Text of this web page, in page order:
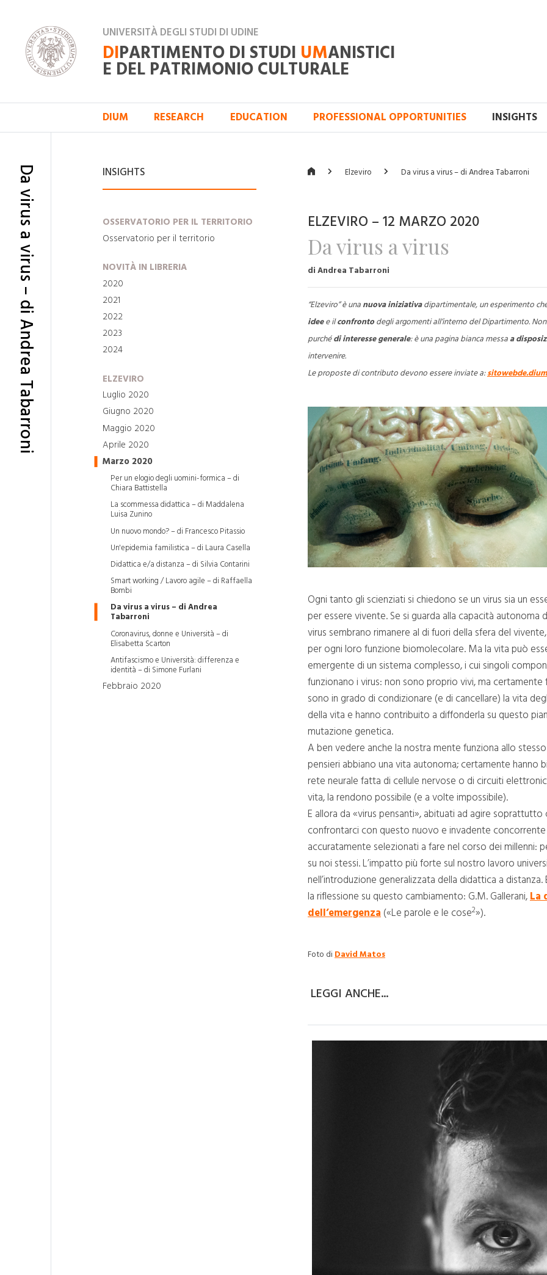
UNIVERSITÀ DEGLI STUDI DI UDINE
DIPARTIMENTO DI STUDI UMANISTICI
E DEL PATRIMONIO CULTURALE
DIUM RESEARCH EDUCATION PROFESSIONAL OPPORTUNITIES INSIGHTS
Da virus a virus – di Andrea Tabarroni INSIGHTS
OSSERVATORIO PER IL TERRITORIO
Osservatorio per il territorio
NOVITÀ IN LIBRERIA
2020
2021
2022
2023
2024
ELZEVIRO
Luglio 2020
Giugno 2020
Maggio 2020
Aprile 2020
Marzo 2020
Per un elogio degli uomini-formica – di
Chiara Battistella
La scommessa didattica – di Maddalena
Luisa Zunino
Un nuovo mondo? – di Francesco Pitassio
Un'epidemia familistica – di Laura Casella
Didattica e/a distanza – di Silvia Contarini
Smart working / Lavoro agile – di Raffaella
Bombi
Da virus a virus – di Andrea
Tabarroni
Coronavirus, donne e Università – di
Elisabetta Scarton
Antifascismo e Università: differenza e
identità – di Simone Furlani
Febbraio 2020
Elzeviro Da virus a virus – di Andrea Tabarroni
ELZEVIRO – 12 MARZO 2020
Da virus a virus
di Andrea Tabarroni
“Elzeviro” è una nuova iniziativadipartimentale, un esperimento
ideee ilconfronto degli argomenti all’interno del Dipartimento.
purchédi interesse generale: è una pagina bianca messa a
intervenire.
Le proposte di contributo devono essere inviate a:
Ogni tanto gli scienziati si chiedono se un virus sia un
per essere vivente. Se si guarda alla capacità autonoma
virus sembrano rimanere al di fuori della sfera del
per ogni loro funzione biomolecolare. Ma la vita può
emergente di un sistema complesso, i cui singoli
funzionano i virus: non sono proprio vivi, ma
sono in grado di condizionare (e di cancellare) la vita
della vita e hanno contribuito a diffonderla su questo
mutazione genetica.
A ben vedere anche la nostra mente funziona allo
pensieri abbiano una vita autonoma; certamente hanno
rete neurale fatta di cellule nervose o di circuiti
vita, la rendono possibile (e a volte impossibile).
E allora da «virus pensanti», abituati ad agire
confrontarci con questo nuovo e invadente
accuratamente selezionati a fare nel corso dei millenni:
su noi stessi. L’impatto più forte sul nostro lavoro
nell’introduzione generalizzata della didattica a
la riflessione su questo cambiamento: G.M. Gallerani,La
dell’emergenza («Le parole e le cose2»).
Foto di David Matos
LEGGI ANCHE...